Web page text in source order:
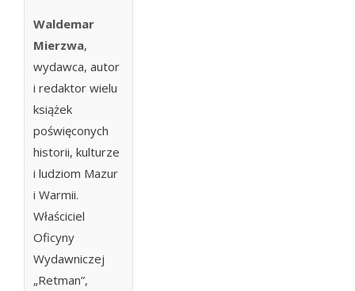
Waldemar
Mierzwa,
wydawca, autor
i redaktor wielu
książek
poświęconych
historii, kulturze
i ludziom Mazur
i Warmii.
Właściciel
Oficyny
Wydawniczej
„Retman”,